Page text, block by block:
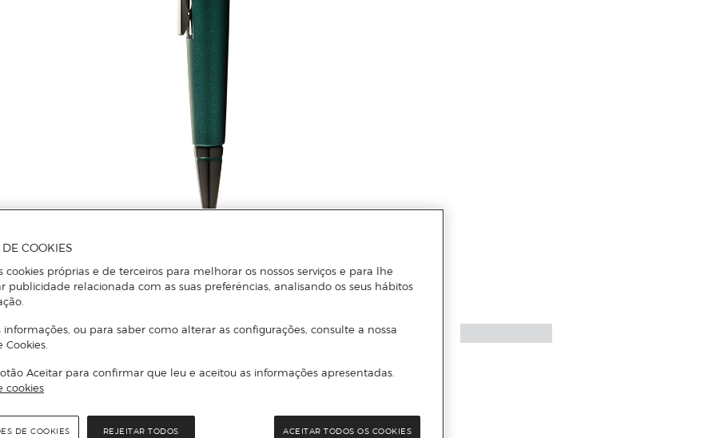
COOKIES
cookies próprias e de terceiros para melhorar os nossos serviços e para lhe
publicidade relacionada com as suas preferências, analisando os seus hábitos
informações, ou para saber como alterar as configurações, consulte a nossa
Cookies.
Aceitar para confirmar que leu e aceitou as informações apresentadas.
cookies
REJEITAR TODOS ACEITAR TODOS OS COOKIES
DE COOKIES